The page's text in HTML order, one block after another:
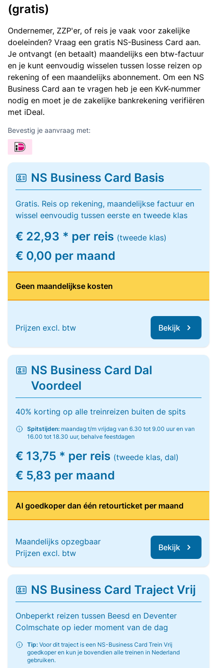
(gratis)
Ondernemer, ZZP'er, of reis je vaak voor zakelijke
doeleinden? Vraag een gratis NS-Business Card aan.
Je ontvangt (en betaalt) maandelijks een btw-factuur
en je kunt eenvoudig wisselen tussen losse reizen op
rekening of een maandelijks abonnement. Om een NS
Business Card aan te vragen heb je een KvK-nummer
nodig en moet je de zakelijke bankrekening verifiëren
met iDeal.
Bevestig je aanvraag met:
NS Business Card Basis
Gratis. Reis op rekening, maandelijkse factuur en
wissel eenvoudig tussen eerste en tweede klas
€ 22,93 * per reis (tweede klas)
€ 0,00 per maand
Geen maandelijkse kosten
Prijzen excl. btw Bekijk
NS Business Card Dal
Voordeel
40% korting op alle treinreizen buiten de spits
Spitstijden: maandag t/m vrijdag van 6.30 tot 9.00 uur en van
16.00 tot 18.30 uur, behalve feestdagen
€ 13,75 * per reis (tweede klas, dal)
€ 5,83 per maand
Al goedkoper dan één retourticket per maand
Maandelijks opzegbaar
Prijzen excl. btw
Bekijk
NS Business Card Traject Vrij
Onbeperkt reizen tussen Beesd en Deventer
Colmschate op ieder moment van de dag
Tip: Voor dit traject is een NS-Business Card Trein Vrij
goedkoper en kun je bovendien alle treinen in Nederland
gebruiken.